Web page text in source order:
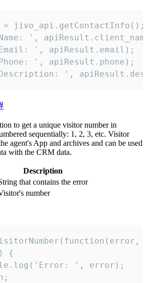
jivo_api.getContactInfo();
',
', apiResult.email);
', apiResult.phone);
',
to get a unique visitor number in
sequentially: 1, 2, 3, etc. Visitor
agent's App and archives and can be used
with the CRM data.
Description
that contains the error
number
{
', error);